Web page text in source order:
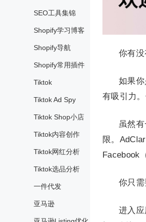
SEO工具集锦
Shopify学习博客
Shopify导航
Shopify常用插件
Tiktok
Tiktok Ad Spy
Tiktok Shop小店
Tiktok内容创作
Tiktok网红分析
Tiktok选品分析
一件代发
亚马逊
你有
如果
有吸引力
虽然
限。
Facebook
你只
进入